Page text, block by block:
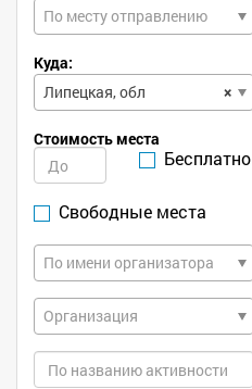
По месту отправлению
Куда:
×
Липецкая, обл
Стоимость места
Бесплатно
Свободные места
По имени организатора
Организация